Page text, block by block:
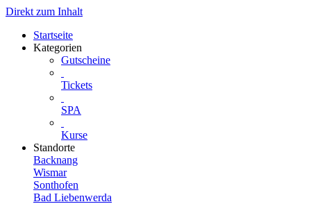
Direkt zum Inhalt
Startseite
Kategorien
Gutscheine
Tickets
SPA
Kurse
Standorte
Backnang
Wismar
Sonthofen
Bad Liebenwerda